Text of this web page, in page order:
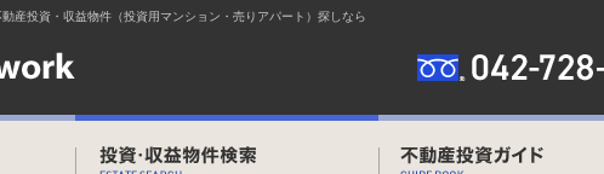
産投資・収益物件（投資用マンション・売りアパート）探しなら